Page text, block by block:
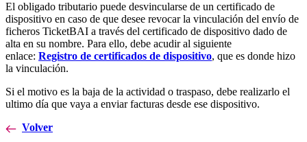
El obligado tributario puede desvincularse de un certificado de
dispositivo en caso de que desee revocar la vinculación del envío de
ficheros TicketBAI a través del certificado de dispositivo dado de
alta en su nombre. Para ello, debe acudir al siguiente
enlace: Registro de certificados de dispositivo, que es donde hizo
la vinculación.
Si el motivo es la baja de la actividad o traspaso, debe realizarlo el
ultimo día que vaya a enviar facturas desde ese dispositivo.
Volver